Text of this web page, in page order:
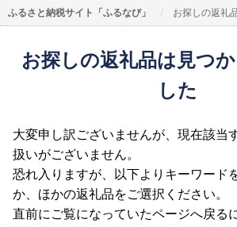
ふるさと納税サイト「ふるなび」 お探しの返礼
お探しの返礼品は見つ
した
大変申し訳ございませんが、現在該当
扱いがございません。
恐れ入りますが、以下よりキーワード
か、ほかの返礼品をご選択ください。
直前にご覧になっていたページへ戻る